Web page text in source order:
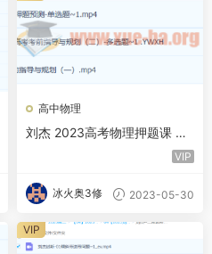
高中物理
刘杰 2023高考物理押题课 百
VIP
冰火奥3修 2023-05-30
VIP